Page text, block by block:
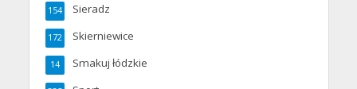
Sieradz
154
Skierniewice
172
Smakuj łódzkie
14